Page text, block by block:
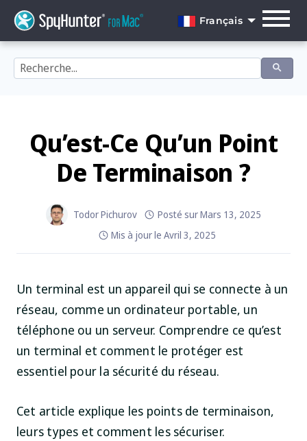
content
Français
English
Français
Italiano
Nederlands
Norsk
Qu’est-Ce Qu’un Point
De Terminaison ?
Todor Pichurov Posté surMars 13, 2025
Mis à jour le Avril 3, 2025
Un terminal est un appareil qui se connecte à un
réseau, comme un ordinateur portable, un
téléphone ou un serveur. Comprendre ce qu’est
un terminal et comment le protéger est
essentiel pour la sécurité du réseau.
Cet article explique les points de terminaison,
leurs types et comment les sécuriser.